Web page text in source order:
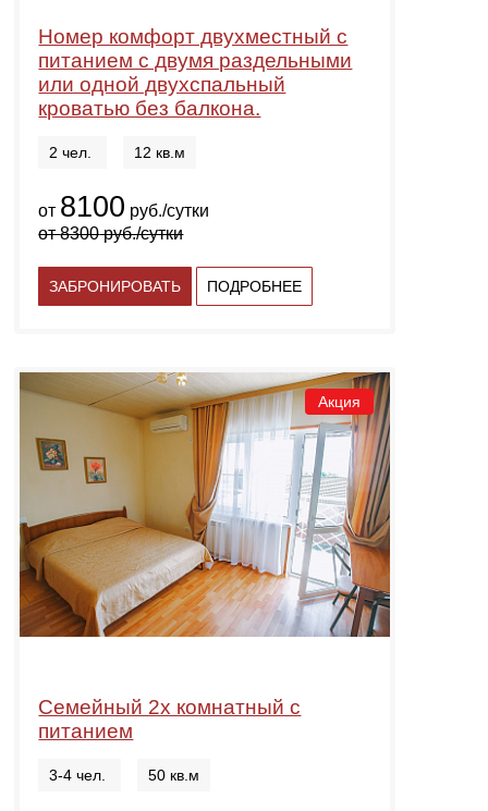
Номер комфорт двухместный с
питанием с двумя раздельными
или одной двухспальный
кроватью без балкона.
2 чел. 12 кв.м
от 8100 руб./сутки
от8300руб./сутки
ЗАБРОНИРОВАТЬ ПОДРОБНЕЕ
Акция
Семейный 2х комнатный с
питанием
3-4 чел. 50 кв.м